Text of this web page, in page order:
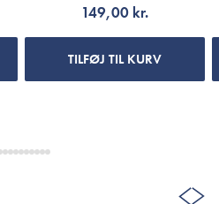
149,00 kr.
TILFØJ TIL KURV